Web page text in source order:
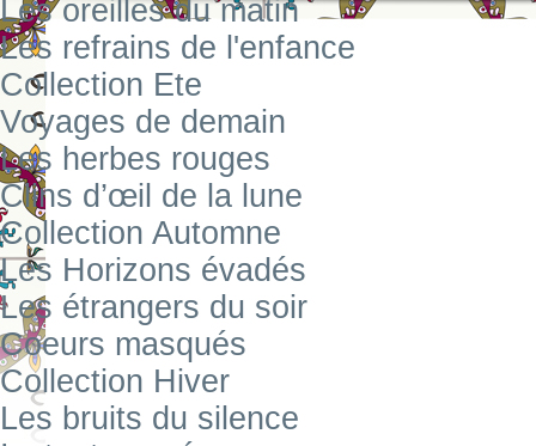
Les oreilles du matin
Les refrains de l'enfance
Collection Ete
Voyages de demain
Les herbes rouges
Clins d’œil de la lune
Collection Automne
Les Horizons évadés
Les étrangers du soir
Coeurs masqués
Collection Hiver
Les bruits du silence